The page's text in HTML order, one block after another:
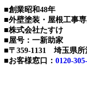
■創業昭和48年
■外壁塗装・屋根工事
■株式会社たすけ
■屋号：一新助家
■〒359-1131 埼玉県所
■お客様窓口： 0120-